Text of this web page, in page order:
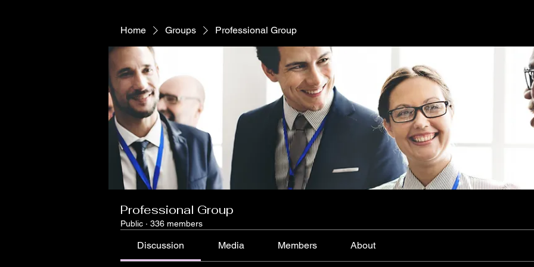
Home Groups Professional Group
Professional Group
Public · 336 members
Discussion Media Members About